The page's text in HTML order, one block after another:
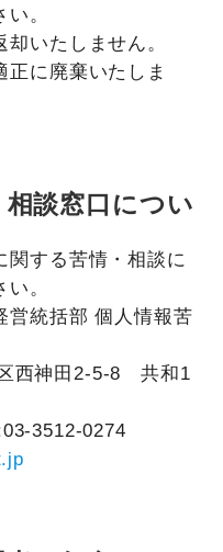
。
いたしません。
正に廃棄いたしま
関する苦情・相談に
。
統括部 個人情報苦
西神田2-5-8 共和1
3512-0274